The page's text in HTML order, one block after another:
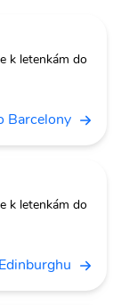
k letenkám do
Barcelony
k letenkám do